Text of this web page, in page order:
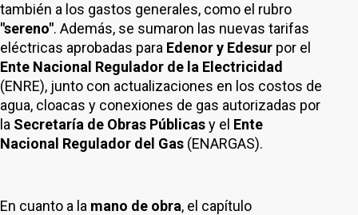
también a los gastos generales, como el rubro
"sereno". Además, se sumaron las nuevas tarifas
eléctricas aprobadas para Edenor y Edesur por el
Ente Nacional Regulador de la Electricidad
(ENRE), junto con actualizaciones en los costos de
agua, cloacas y conexiones de gas autorizadas por
la Secretaría de Obras Públicasy el Ente
Nacional Regulador del Gas (ENARGAS).
En cuanto a la mano de obra, el capítulo